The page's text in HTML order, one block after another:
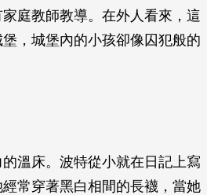
庭教師教導。在外人看來，這
，城堡內的小孩卻像囚犯般的
溫床。波特從小就在日記上寫
常穿著黑白相間的長襪，當她